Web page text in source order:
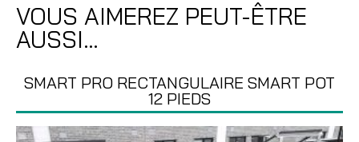
VOUS AIMEREZ PEUT-ÊTRE
AUSSI…
SMART PRO RECTANGULAIRE SMART POT
12 PIEDS